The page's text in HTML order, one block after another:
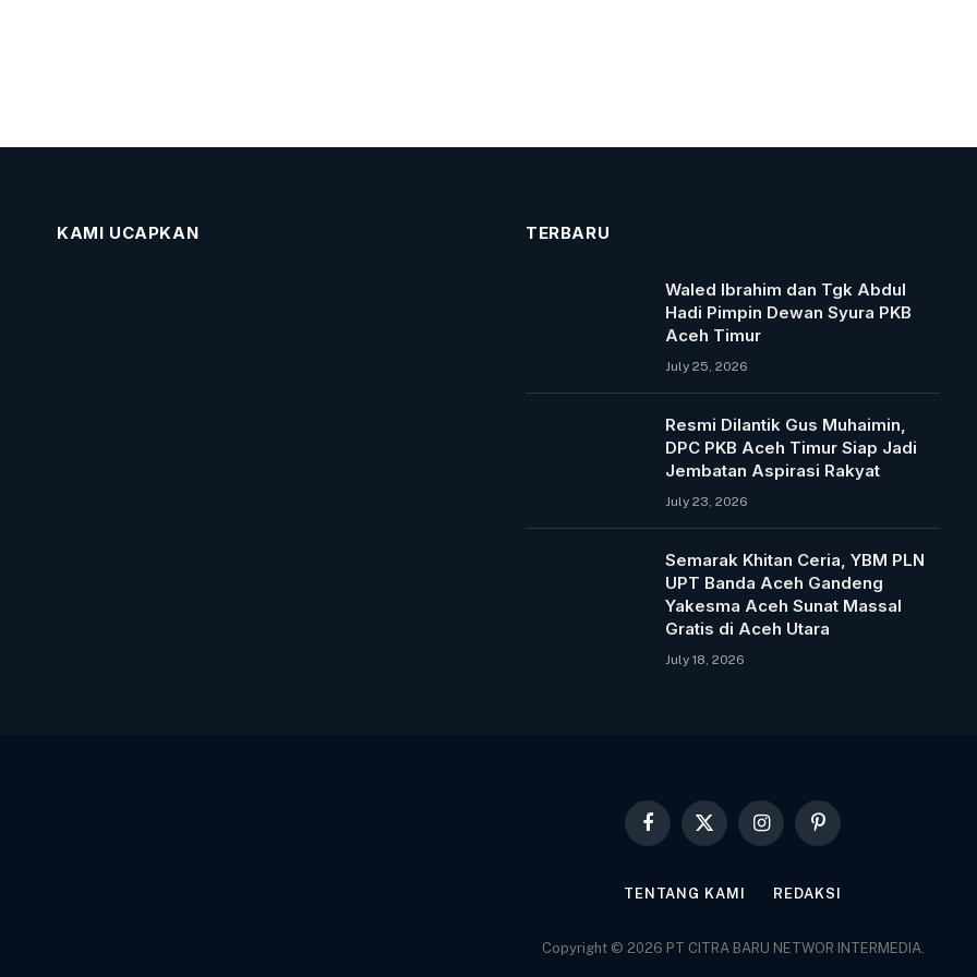
KAMI UCAPKAN TERBARU
Waled Ibrahim dan Tgk Abdul
Hadi Pimpin Dewan Syura PKB
Aceh Timur
July 25, 2026
Resmi Dilantik Gus Muhaimin,
DPC PKB Aceh Timur Siap Jadi
Jembatan Aspirasi Rakyat
July 23, 2026
Semarak Khitan Ceria, YBM PLN
UPT Banda Aceh Gandeng
Yakesma Aceh Sunat Massal
Gratis di Aceh Utara
July 18, 2026
Facebook
X
InstagramPinterest
TENTANG KAMI REDAKSI
Copyright © 2026 PT CITRA BARU NETWOR INTERMEDIA.